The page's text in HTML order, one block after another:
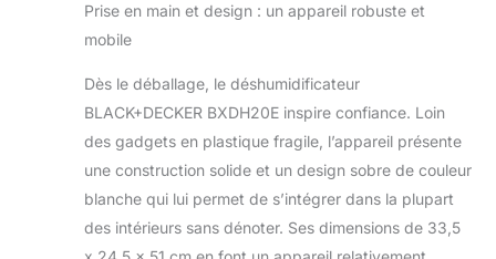
parfait pour sécher le linge plus
CONFORT】Minuterie programmable
jusqu’à 24h, fonction sécurité enfant
pour bloquer les commandes et deux
vitesses de ventilation offrant un flux
d’air adapté. Niveau sonore réduit de
seulement 43 dB(A). 【RÉGLAGE DU
TAUX D’HUMIDITÉ】Choisissez le
niveau d’humidité idéal entre 30% et
Prise en main et design : un appareil robuste et
mobile
Dès le déballage, le déshumidificateur
BLACK+DECKER BXDH20E inspire confiance. Loin
des gadgets en plastique fragile, l’appareil présente
une construction solide et un design sobre de couleur
blanche qui lui permet de s’intégrer dans la plupart
des intérieurs sans dénoter. Ses dimensions de 33,5